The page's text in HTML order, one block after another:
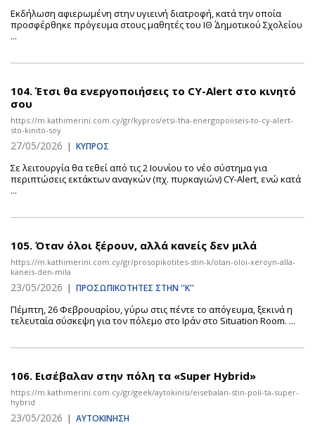
Εκδήλωση αφιερωμένη στην υγιεινή διατροφή, κατά την οποία
προσφέρθηκε πρόγευμα στους μαθητές του ΙΘ΄ Δημοτικού Σχολείου
...
104. Έτσι θα ενεργοποιήσεις το CY-Alert στο κινητό
σου
https://m.kathimerini.com.cy/gr/kypros/etsi-tha-energopoiiseis-to-cy-alert-
sto-kinito-soy
27/05/2026 | ΚΥΠΡΟΣ
Σε λειτουργία θα τεθεί από τις 2 Ιουνίου το νέο σύστημα για
περιπτώσεις εκτάκτων αναγκών (πχ. πυρκαγιών) CY-Alert, ενώ κατά
...
105. Όταν όλοι ξέρουν, αλλά κανείς δεν μιλά
https://m.kathimerini.com.cy/gr/prosopikotites-stin-k/otan-oloi-xeroyn-alla-
kaneis-den-mila
23/05/2026 | ΠΡΟΣΩΠΙΚΟΤΗΤΕΣ ΣΤΗΝ ''Κ''
Πέμπτη, 26 Φεβρουαρίου, γύρω στις πέντε το απόγευμα, ξεκινά η
τελευταία σύσκεψη για τον πόλεμο στο Ιράν στο Situation Room. ...
106. Εισέβαλαν στην πόλη τα «Super Hybrid»
https://m.kathimerini.com.cy/gr/geek/aytokinisi/eisebalan-stin-poli-ta-super-
hybrid
23/05/2026 | ΑΥΤΟΚΙΝΗΣΗ